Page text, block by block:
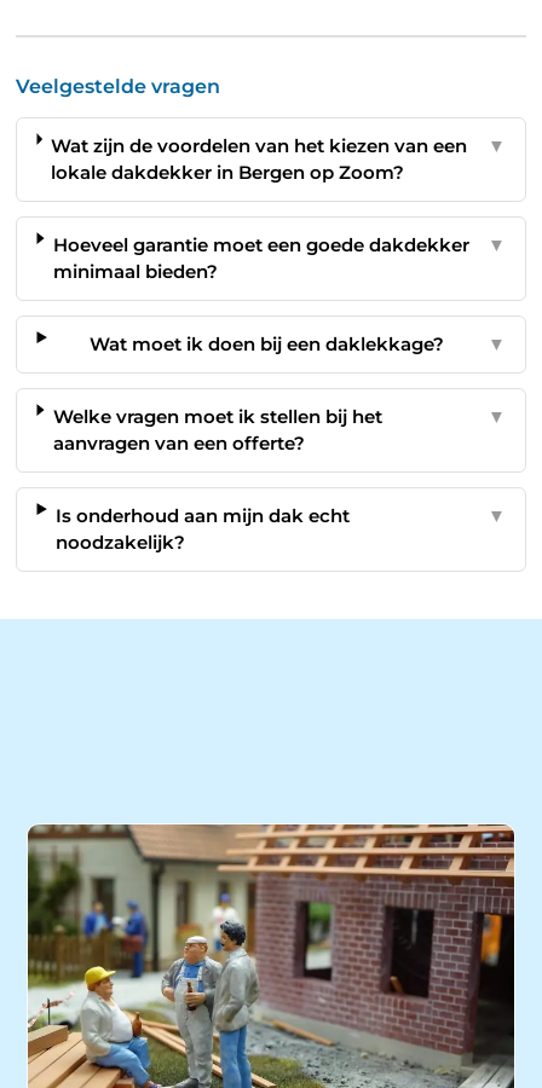
Veelgestelde vragen
Wat zijn de voordelen van het kiezen van een
lokale dakdekker in Bergen op Zoom?
▼
Hoeveel garantie moet een goede dakdekker
minimaal bieden?
▼
Wat moet ik doen bij een daklekkage? ▼
Welke vragen moet ik stellen bij het
aanvragen van een offerte?
▼
Is onderhoud aan mijn dak echt
noodzakelijk?
▼